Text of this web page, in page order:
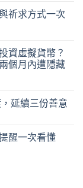
祈求方式一次
資虛擬貨幣？
個月內遭隱藏
延續三份善意
醒一次看懂